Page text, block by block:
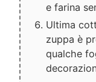
e farina
Ultima
zuppa è
qualche